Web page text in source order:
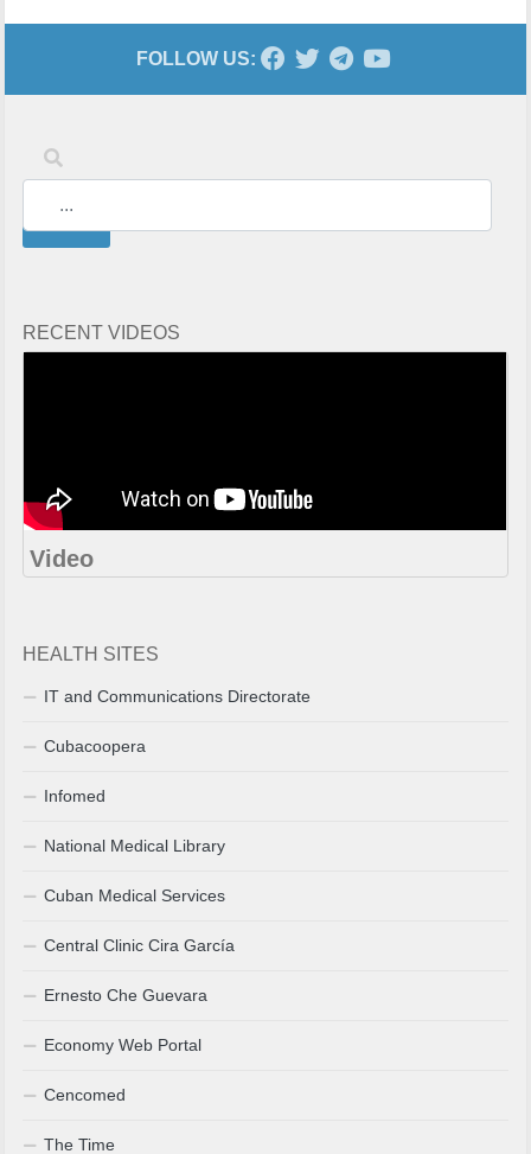
FOLLOW US:
Keywords
RECENT VIDEOS
Video
HEALTH SITES
IT and Communications Directorate
Cubacoopera
Infomed
National Medical Library
Cuban Medical Services
Central Clinic Cira García
Ernesto Che Guevara
Economy Web Portal
Cencomed
The Time